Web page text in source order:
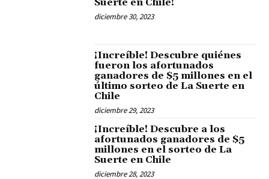
diciembre 30, 2023
¡Increíble! Descubre quiénes
fueron los afortunados
ganadores de $5 millones en el
último sorteo de La Suerte en
Chile
diciembre 29, 2023
¡Increíble! Descubre a los
afortunados ganadores de $5
millones en el sorteo de La
Suerte en Chile
diciembre 28, 2023